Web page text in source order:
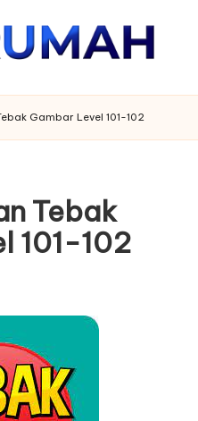
Gambar Level 101-102
Tebak
101-102